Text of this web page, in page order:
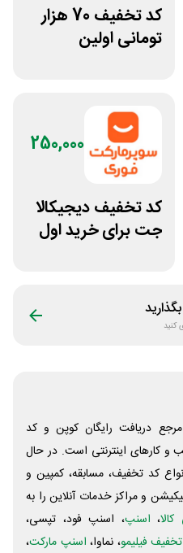
کد تخفیف 70 هزار
تومانی اولین
250,000
کد تخفیف دیجیکالا
جت برای خرید اول
کنید
دریافت رایگان کوپن و کد
و‌ کارهای اینترنتی است. در حال
کد تخفیف، مسابقه، کمپین و
و مراکز خدمات آنلاین را به
، اسنپ، اسنپ فود، تپسی،
فیلیمو، نماوا، اسنپ مارکت،